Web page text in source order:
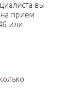
вы
прием
или